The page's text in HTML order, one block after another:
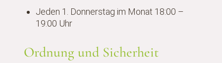
Jeden 1. Donnerstag im Monat 18:00 –
19:00 Uhr
Ordnung und Sicherheit